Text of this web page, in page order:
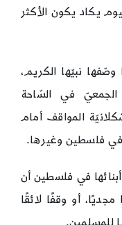
يكاد يكون الأكثر
نبيّها الكريم،
في السّاحة
المواقف أمام
في فلسطين وغيرها.
في فلسطين أن
أو وقفًا لائقًا